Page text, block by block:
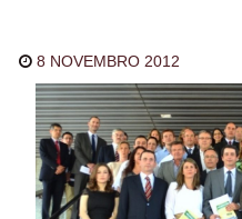
8 NOVEMBRO 2012